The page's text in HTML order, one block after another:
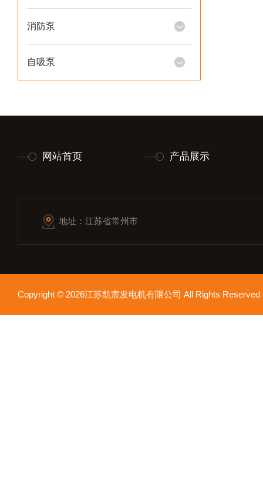
消防泵
自吸泵
网站首页 产品展示
地址：江苏省常州市
Copyright © 2026江苏凯宸发电机有限公司 All Rights